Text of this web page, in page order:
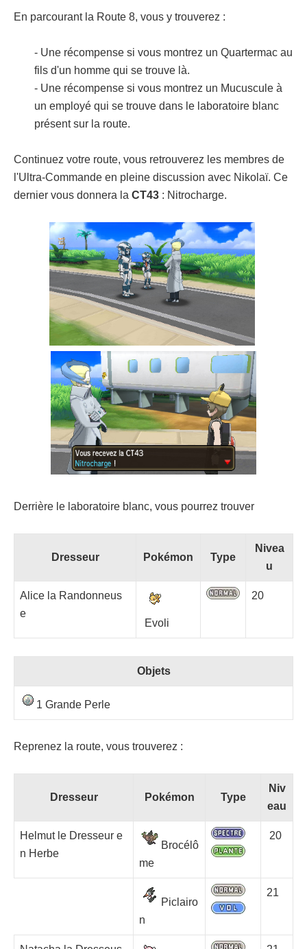
En parcourant la Route 8, vous y trouverez :
- Une récompense si vous montrez un Quartermac au
fils d'un homme qui se trouve là.
- Une récompense si vous montrez un Mucuscule à
un employé qui se trouve dans le laboratoire blanc
présent sur la route.
Continuez votre route, vous retrouverez les membres de
l'Ultra-Commande en pleine discussion avec Nikolaï. Ce
dernier vous donnera la CT43 : Nitrocharge.
Derrière le laboratoire blanc, vous pourrez trouver
Dresseur Pokémon Type
Nivea
u
Alice la Randonneus
e
Evoli
20
Objets
1 Grande Perle
Reprenez la route, vous trouverez :
Dresseur Pokémon Type
Niv
eau
Helmut le Dresseur e
n Herbe
Brocélô
me
20
Piclairo
n
21